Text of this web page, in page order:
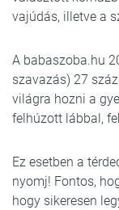
vajúdás, illetve a
A babaszoba.hu
szavazás) 27
világra hozni a
felhúzott lábbal,
Ez esetben a
nyomj! Fontos,
hogy sikeresen